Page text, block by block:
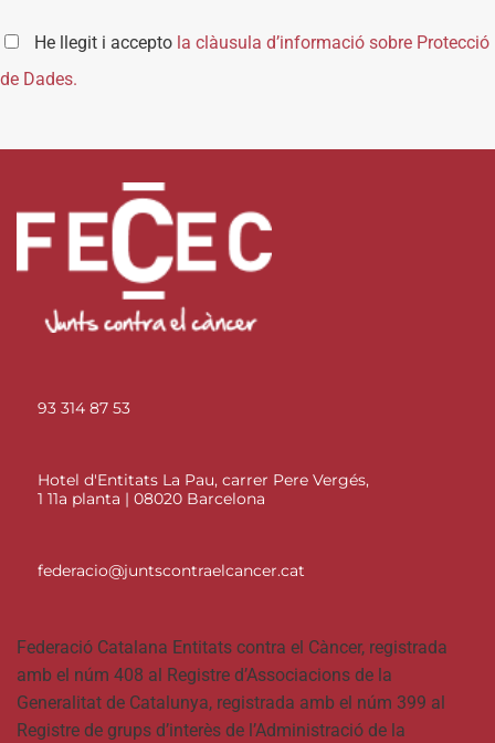
He llegit i accepto la clàusula d’informació sobre Protecció
de Dades.
93 314 87 53
Hotel d'Entitats La Pau, carrer Pere Vergés,
1 11a planta | 08020 Barcelona
federacio@juntscontraelcancer.cat
Federació Catalana Entitats contra el Càncer, registrada
amb el núm 408 al Registre d’Associacions de la
Generalitat de Catalunya, registrada amb el núm 399 al
Registre de grups d’interès de l’Administració de la